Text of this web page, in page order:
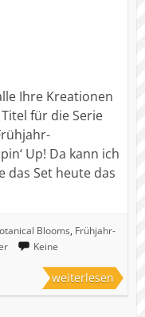
Ihre Kreationen
für die Serie
Up! Da kann ich
das Set heute das
Blooms, Frühjahr-
Keine
weiterlesen